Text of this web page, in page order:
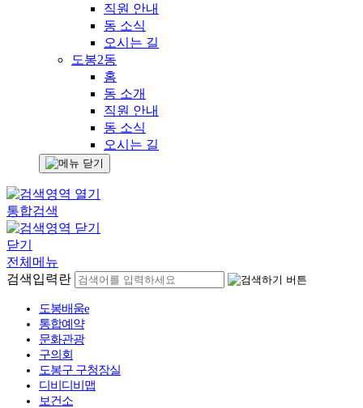
직원 안내
동 소식
오시는 길
도봉2동
홈
동 소개
직원 안내
동 소식
오시는 길
통합검색
닫기
전체메뉴
검색입력란
도봉배움e
통합예약
문화관광
구의회
도봉구 구청장실
디비디비맵
보건소